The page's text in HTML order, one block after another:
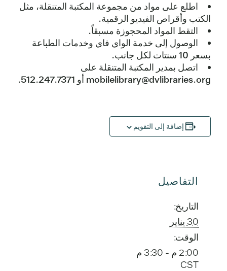
اطلع على مواد من مجموعة المكتبة المتنقلة، مثل
الكتب وأقراص الفيديو الرقمية.
التقط المواد المحجوزة مسبقاً.
الوصول إلى خدمة الواي فاي وخدمات الطباعة
بسعر 10 سنتات لكل جانب.
اتصل بمدير المكتبة المتنقلة على
mobilelibrary@dvlibraries.org أو 512.247.7371.
إضافة إلى التقويم
التفاصيل
التاريخ:
30 يناير
الوقت:
2:00 م - 3:30 م
CST